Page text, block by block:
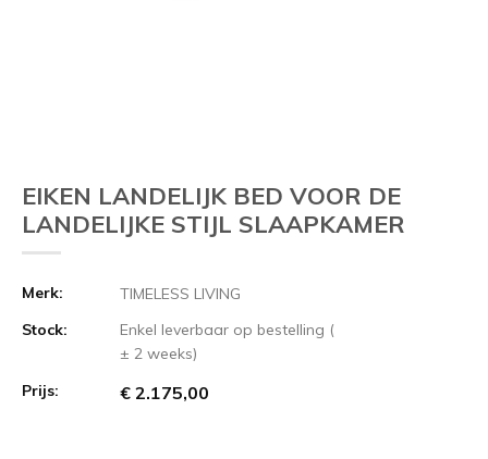
EIKEN LANDELIJK BED VOOR DE
LANDELIJKE STIJL SLAAPKAMER
Merk:
TIMELESS LIVING
Stock:
Enkel leverbaar op bestelling (
± 2 weeks)
Prijs:
€ 2.175,00